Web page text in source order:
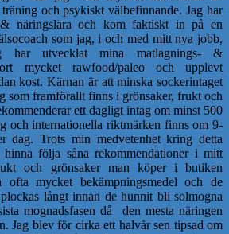
och psykiskt välbefinnande. Jag har
näringslära och kom faktiskt in på en
som jag, i och med mitt nya jobb,
har utvecklat mina matlagnings- &
mycket rawfood/paleo och upplevt
kost. Kärnan är att minska sockerintaget
som framförallt finns i grönsaker, frukt och
ett dagligt intag om minst 500
och internationella riktmärken finns om 9-
dag. Trots min medvetenhet kring detta
följa såna rekommendationer i mitt
och grönsaker man köper i butiken
ofta mycket bekämpningsmedel och de
långt innan de hunnit bli solmogna
mognadsfasen då den mesta näringen
Jag blev för cirka ett halvår sen tipsad om